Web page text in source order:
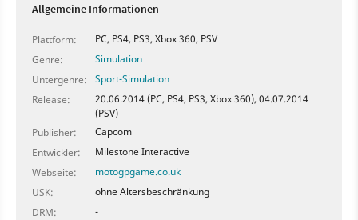
Allgemeine Informationen
Plattform:
PC, PS4, PS3, Xbox 360, PSV
Genre:
Simulation
Untergenre:
Sport-Simulation
Release:
20.06.2014 (PC, PS4, PS3, Xbox 360), 04.07.2014
(PSV)
Publisher:
Capcom
Entwickler:
Milestone Interactive
Webseite:
motogpgame.co.uk
USK:
ohne Altersbeschränkung
DRM:
-